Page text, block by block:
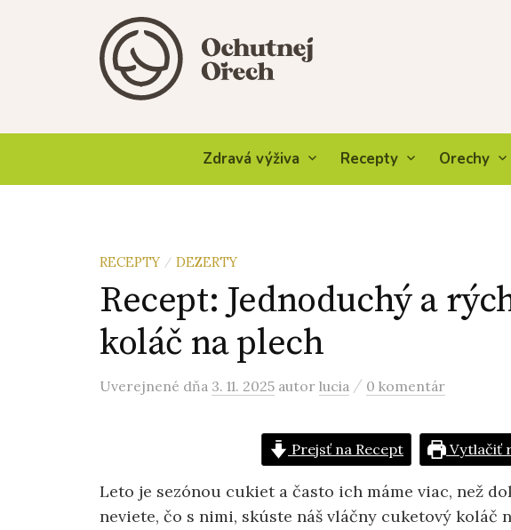
Zdravá výživa Recepty Orechy
RECEPTY / DEZERTY
Recept: Jednoduchý a
koláč na plech
Uverejnené dňa 3. 11. 2025 autor lucia / 0 komentár
Prejsť na Recept Vytlačiť
Leto je sezónou cukiet a často ich máme viac, než
neviete, čo s nimi, skúste náš vláčny cuketový koláč